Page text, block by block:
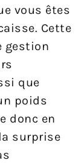
vous êtes
Cette
gestion
que
poids
donc en
surprise